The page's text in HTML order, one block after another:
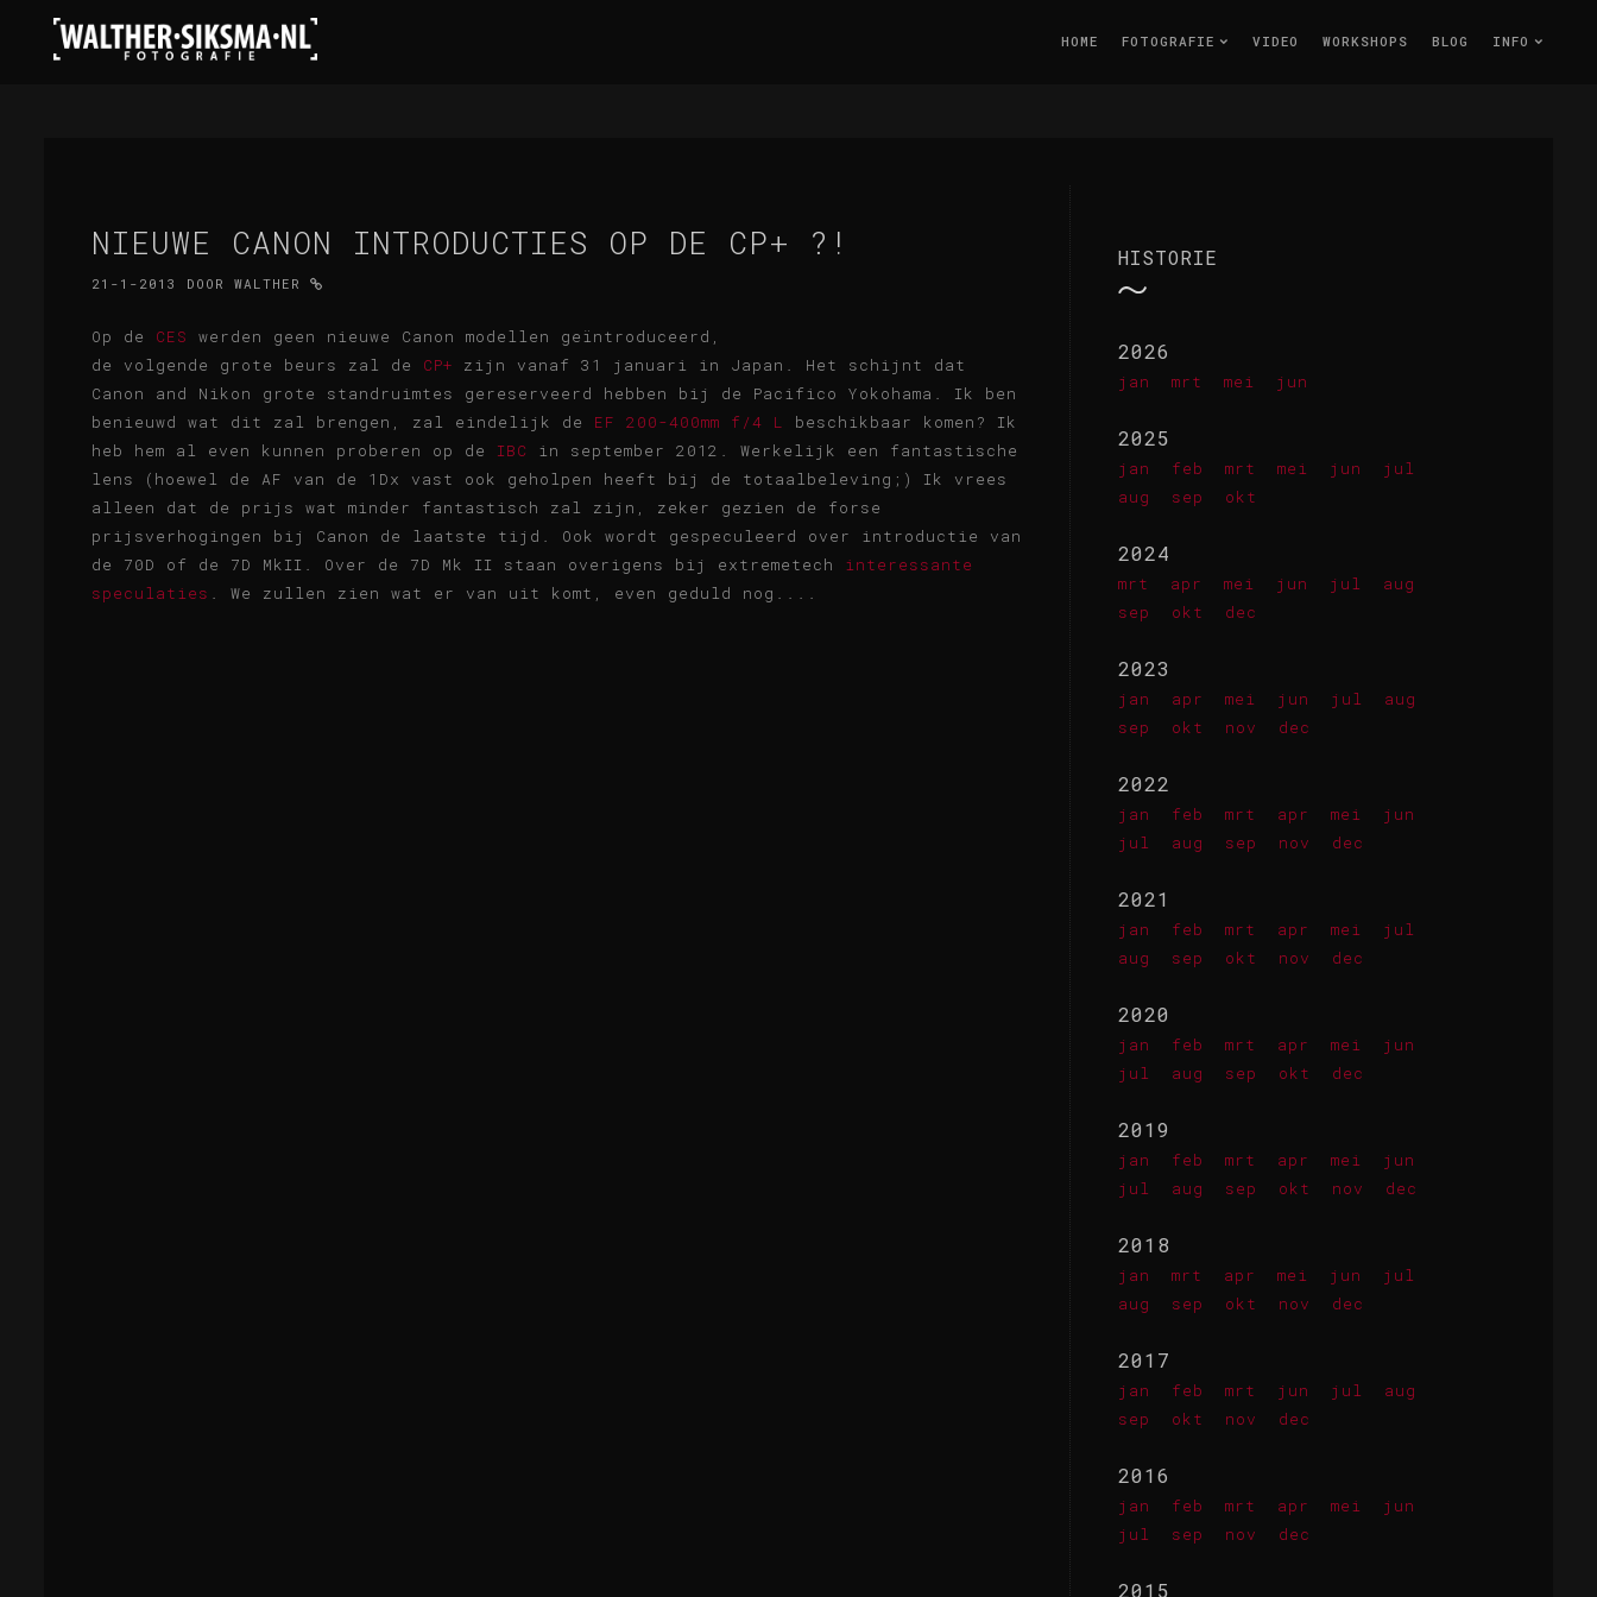
HOME FOTOGRAFIE VIDEO WORKSHOPS BLOG INFO
NIEUWE CANON INTRODUCTIES OP DE CP+ ?!
21-1-2013 DOOR WALTHER
Op de CES
werden geen nieuwe Canon modellen geïntroduceerd,
de volgende grote beurs zal de CP+ zijn vanaf 31 januari in Japan. Het schijnt dat
Canon and Nikon grote standruimtes gereserveerd hebben bij de Pacifico Yokohama. Ik ben
benieuwd wat dit zal brengen, zal eindelijk de EF 200-400mm f/4 L
beschikbaar komen? Ik
heb hem al even kunnen proberen op de IBC
in september 2012. Werkelijk een fantastische
lens (hoewel de AF van de 1Dx vast ook geholpen heeft bij de totaalbeleving;) Ik vrees
alleen dat de prijs wat minder fantastisch zal zijn, zeker gezien de forse
prijsverhogingen bij Canon de laatste tijd. Ook wordt gespeculeerd over introductie van
de 70D of de 7D MkII. Over de 7D Mk II staan overigens bij extremetech interessante
speculaties . We zullen zien wat er van uit komt, even geduld nog....
HISTORIE
2026
jan mrt mei jun
2025
jan feb mrt mei jun
jul
aug
sep okt
2024
mrt apr mei jun jul
aug
sep
okt dec
2023
jan apr mei jun jul
aug
sep
okt nov dec
2022
jan feb mrt apr mei
jun
jul
aug sep nov dec
2021
jan feb mrt apr mei
jul
aug
sep okt nov dec
2020
jan feb mrt apr mei
jun
jul
aug sep okt dec
2019
jan feb mrt apr mei
jun
jul
aug sep okt nov dec
2018
jan mrt apr mei jun
jul
aug
sep okt nov dec
2017
jan feb mrt jun jul
aug
sep
okt nov dec
2016
jan feb mrt apr mei
jun
jul
sep nov dec
2015